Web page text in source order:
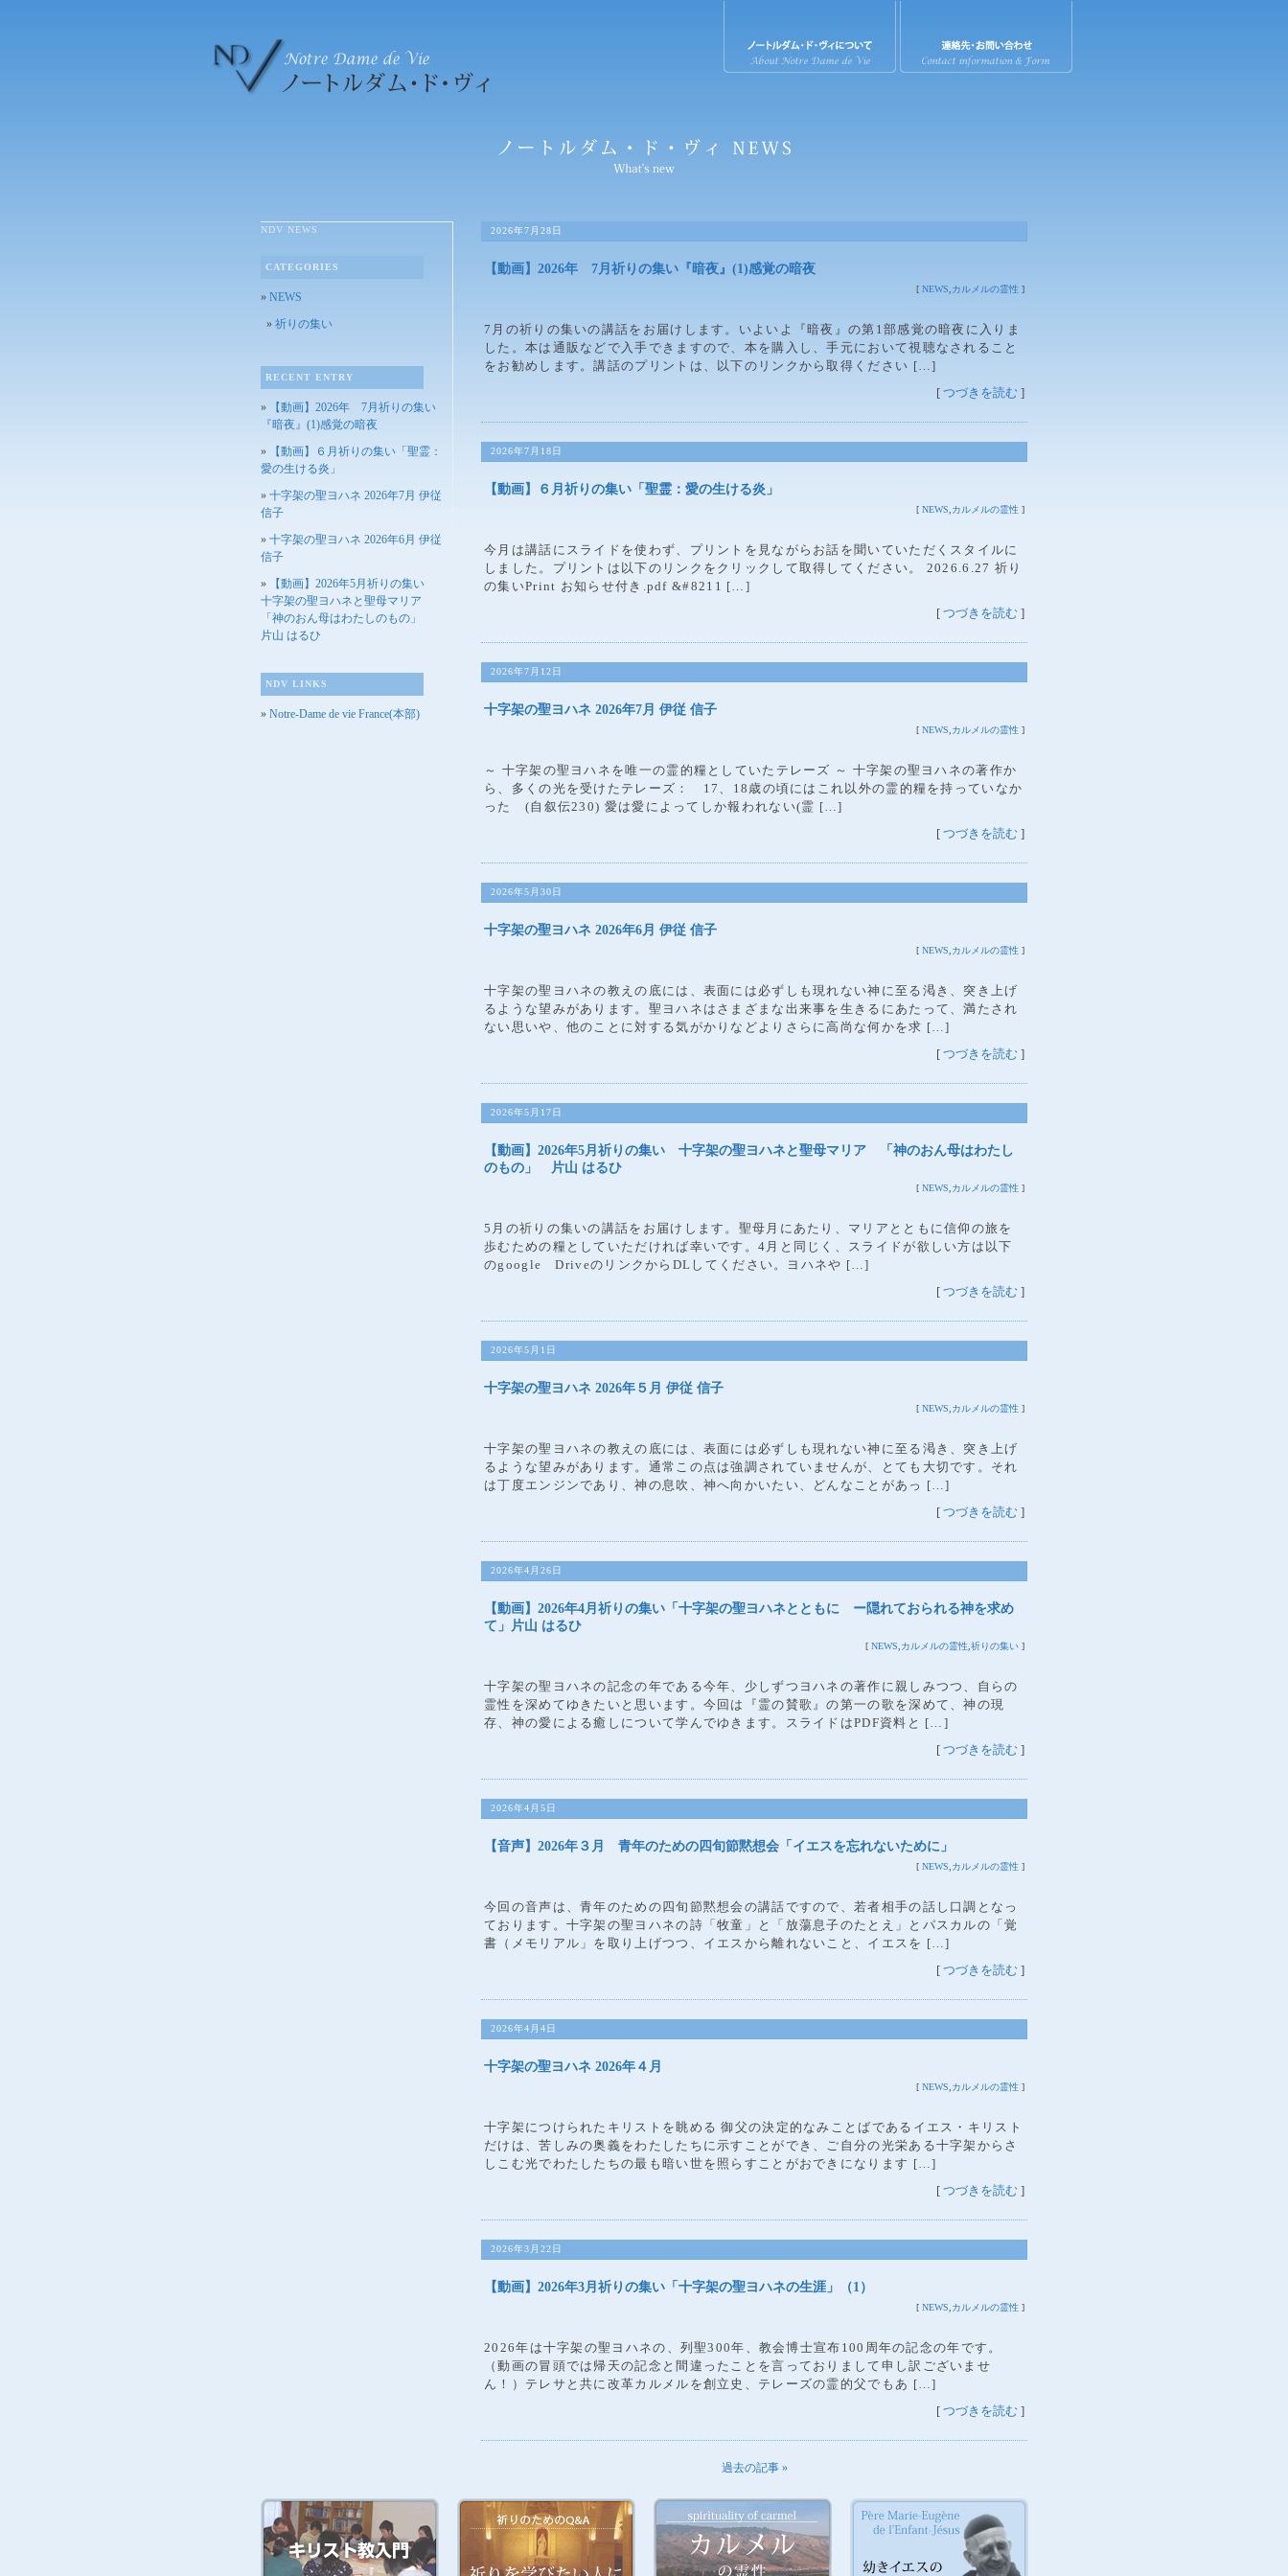
2026年7月28日
【動画】2026年 7月祈りの集い『暗夜』(1)感覚の暗夜
[ NEWS カルメルの霊性 ]
7月の祈りの集いの講話をお届けします。いよいよ『暗夜』の第1部感覚の暗夜に入りま
した。本は通販などで入手できますので、本を購入し、手元において視聴なされること
をお勧めします。講話のプリントは、以下のリンクから取得ください […]
[ つづきを読む ]
2026年7月18日
【動画】６月祈りの集い「聖霊：愛の生ける炎」
[ NEWS カルメルの霊性 ]
今月は講話にスライドを使わず、プリントを見ながらお話を聞いていただくスタイルに
しました。プリントは以下のリンクをクリックして取得してください。 2026.6.27 祈り
の集いPrint お知らせ付き.pdf &#8211 […]
[ つづきを読む ]
2026年7月12日
十字架の聖ヨハネ 2026年7月 伊従 信子
[ NEWS カルメルの霊性 ]
～ 十字架の聖ヨハネを唯一の霊的糧としていたテレーズ ～ 十字架の聖ヨハネの著作か
ら、多くの光を受けたテレーズ： 17、18歳の頃にはこれ以外の霊的糧を持っていなか
った (自叙伝230) 愛は愛によってしか報われない(霊 […]
[ つづきを読む ]
2026年5月30日
十字架の聖ヨハネ 2026年6月 伊従 信子
[ NEWS カルメルの霊性 ]
十字架の聖ヨハネの教えの底には、表面には必ずしも現れない神に至る渇き、突き上げ
るような望みがあります。聖ヨハネはさまざまな出来事を生きるにあたって、満たされ
ない思いや、他のことに対する気がかりなどよりさらに高尚な何かを求 […]
[ つづきを読む ]
2026年5月17日
【動画】2026年5月祈りの集い 十字架の聖ヨハネと聖母マリア 「神のおん母はわたし
のもの」 片山 はるひ
[ NEWS カルメルの霊性 ]
5月の祈りの集いの講話をお届けします。聖母月にあたり、マリアとともに信仰の旅を
歩むための糧としていただければ幸いです。4月と同じく、スライドが欲しい方は以下
のgoogle DriveのリンクからDLしてください。ヨハネや […]
[ つづきを読む ]
2026年5月1日
十字架の聖ヨハネ 2026年５月 伊従 信子
[ NEWS カルメルの霊性 ]
十字架の聖ヨハネの教えの底には、表面には必ずしも現れない神に至る渇き、突き上げ
るような望みがあります。通常この点は強調されていませんが、とても大切です。それ
は丁度エンジンであり、神の息吹、神へ向かいたい、どんなことがあっ […]
[ つづきを読む ]
2026年4月26日
【動画】2026年4月祈りの集い「十字架の聖ヨハネとともに ー隠れておられる神を求め
て」片山 はるひ
[ NEWS カルメルの霊性 祈りの集い ]
十字架の聖ヨハネの記念の年である今年、少しずつヨハネの著作に親しみつつ、自らの
霊性を深めてゆきたいと思います。今回は『霊の賛歌』の第一の歌を深めて、神の現
存、神の愛による癒しについて学んでゆきます。スライドはPDF資料と […]
[ つづきを読む ]
2026年4月5日
【音声】2026年３月 青年のための四旬節黙想会「イエスを忘れないために」
[ NEWS カルメルの霊性 ]
今回の音声は、青年のための四旬節黙想会の講話ですので、若者相手の話し口調となっ
ております。十字架の聖ヨハネの詩「牧童」と「放蕩息子のたとえ」とパスカルの「覚
書（メモリアル」を取り上げつつ、イエスから離れないこと、イエスを […]
[ つづきを読む ]
2026年4月4日
十字架の聖ヨハネ 2026年４月
[ NEWS カルメルの霊性 ]
十字架につけられたキリストを眺める 御父の決定的なみことばであるイエス・キリスト
だけは、苦しみの奥義をわたしたちに示すことができ、ご自分の光栄ある十字架からさ
しこむ光でわたしたちの最も暗い世を照らすことがおできになります […]
[ つづきを読む ]
2026年3月22日
【動画】2026年3月祈りの集い「十字架の聖ヨハネの生涯」（1）
[ NEWS カルメルの霊性 ]
2026年は十字架の聖ヨハネの、列聖300年、教会博士宣布100周年の記念の年です。
（動画の冒頭では帰天の記念と間違ったことを言っておりまして申し訳ございませ
ん！）テレサと共に改革カルメルを創立史、テレーズの霊的父でもあ […]
[ つづきを読む ]
過去の記事 »
NDV NEWS
CATEGORIES
NEWS
祈りの集い
RECENT ENTRY
【動画】2026年 7月祈りの集い
『暗夜』(1)感覚の暗夜
【動画】６月祈りの集い「聖霊：
愛の生ける炎」
十字架の聖ヨハネ 2026年7月 伊従
信子
十字架の聖ヨハネ 2026年6月 伊従
信子
【動画】2026年5月祈りの集い
十字架の聖ヨハネと聖母マリア
「神のおん母はわたしのもの」
片山 はるひ
NDV LINKS
Notre-Dame de vie France(本部)